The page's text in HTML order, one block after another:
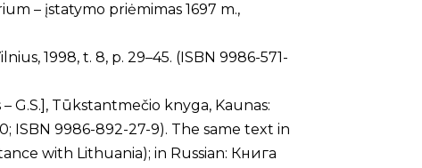
– įstatymo priėmimas 1697 m.,
1998, t. 8, p. 29–45. (ISBN 9986-571-
G.S.], Tūkstantmečio knyga, Kaunas:
0; ISBN 9986-892-27-9). The same text in
with Lithuania); in Russian: Книга